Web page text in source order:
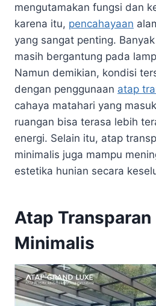
mengutamakan fungsi dan
karena itu, pencahayaan
yang sangat penting.
masih bergantung pada
Namun demikian, kondisi
dengan penggunaan atap
cahaya matahari yang
ruangan bisa terasa lebih
energi. Selain itu, atap
minimalis juga mampu
estetika hunian secara
Atap Transparan
Minimalis